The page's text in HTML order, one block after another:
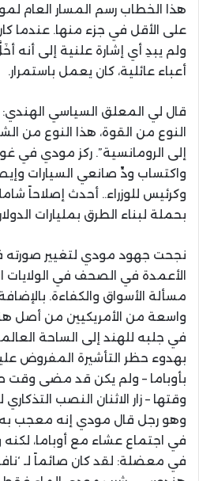
هذا الخطاب رسم المسار العام
على الأقل في جزء منها. عندما كان
ولم يبدِ أي إشارة علنية إلى أنه
أعباء عائلية، كان يعمل باستمرار.
قال لي المعلق السياسي
النوع من القوة، هذا النوع من
إلى الرومانسية”. ركز مودي في
واكتساب ودِّ صانعي السيارات
وكرئيس للوزراء.. أحدث إصلاحاً
بحملة لبناء الطرق بمليارات
نجحت جهود مودي لتغيير صورته
الأعمدة في الصحف في الولايات
مسألة الأسواق والكفاءة.
واسعة من الأمريكيين من أصل
في جلبه للهند إلى الساحة
بهدوء حظر التأشيرة المفروض
بأوباما – ولم يكن قد مضى وقت
وقتها – زار الاثنان النصب التذكاري
وهو رجل قال مودي إنه معجب به.
في اجتماع عشاء مع أوباما،
في معضلة: لقد كان صائماً لـ